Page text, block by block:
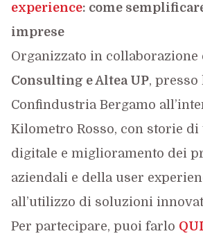
experience: come
imprese
Organizzato in collaborazione
Consulting e Altea UP, presso
Confindustria Bergamo
Kilometro Rosso, con storie
digitale e miglioramento dei
aziendali e della user
all’utilizzo di soluzioni
Per partecipare, puoi farlo QUI